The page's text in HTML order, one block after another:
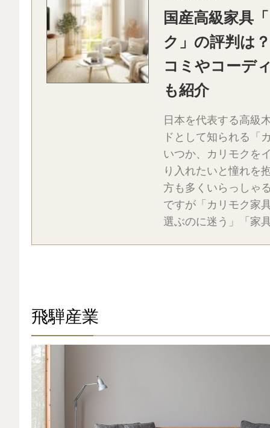
国産高級家具
ク」の評判は
コミやコーデ
も紹介
日本を代表する高級
ドとして知られる「
いつか、カリモクを
り入れたいと憧れを
方も多くいらっしゃ
ですが「カリモク家
選ぶのに迷う」「家
飛騨産業